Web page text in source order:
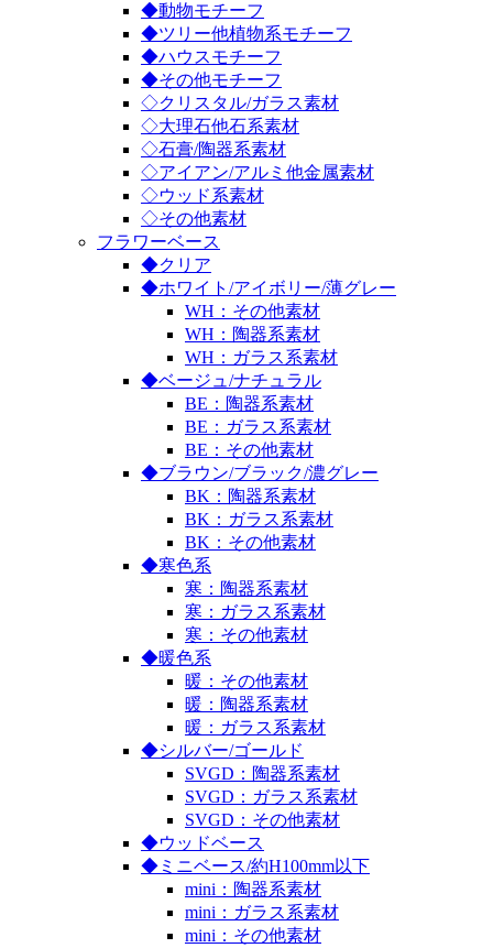
◆動物モチーフ
◆ツリー他植物系モチーフ
◆ハウスモチーフ
◆その他モチーフ
◇クリスタル/ガラス素材
◇大理石他石系素材
◇石膏/陶器系素材
◇アイアン/アルミ他金属素材
◇ウッド系素材
◇その他素材
フラワーベース
◆クリア
◆ホワイト/アイボリー/薄グレー
WH：その他素材
WH：陶器系素材
WH：ガラス系素材
◆ベージュ/ナチュラル
BE：陶器系素材
BE：ガラス系素材
BE：その他素材
◆ブラウン/ブラック/濃グレー
BK：陶器系素材
BK：ガラス系素材
BK：その他素材
◆寒色系
寒：陶器系素材
寒：ガラス系素材
寒：その他素材
◆暖色系
暖：その他素材
暖：陶器系素材
暖：ガラス系素材
◆シルバー/ゴールド
SVGD：陶器系素材
SVGD：ガラス系素材
SVGD：その他素材
◆ウッドベース
◆ミニベース/約H100mm以下
mini：陶器系素材
mini：ガラス系素材
mini：その他素材